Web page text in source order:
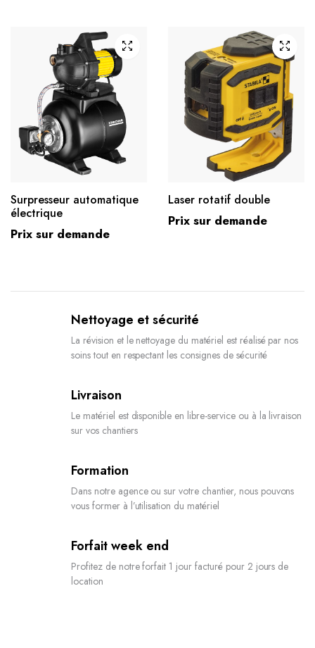
Surpresseur automatique
électrique
Prix sur demande
Laser rotatif double
Prix sur demande
Nettoyage et sécurité
La révision et le nettoyage du matériel est réalisé par nos
soins tout en respectant les consignes de sécurité
Livraison
Le matériel est disponible en libre-service ou à la livraison
sur vos chantiers
Formation
Dans notre agence ou sur votre chantier, nous pouvons
vous former à l’utilisation du matériel
Forfait week end
Profitez de notre forfait 1 jour facturé pour 2 jours de
location